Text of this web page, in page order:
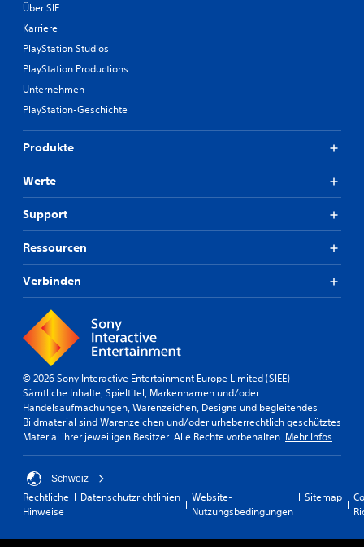
Über SIE
Karriere
PlayStation Studios
PlayStation Productions
Unternehmen
PlayStation-Geschichte
Produkte
Werte
Support
Ressourcen
Verbinden
© 2026 Sony Interactive Entertainment Europe Limited (SIEE)
Sämtliche Inhalte, Spieltitel, Markennamen und/oder
Handelsaufmachungen, Warenzeichen, Designs und begleitendes
Bildmaterial sind Warenzeichen und/oder urheberrechtlich geschütztes
Material ihrer jeweiligen Besitzer. Alle Rechte vorbehalten. Mehr Infos
Schweiz
Rechtliche
Hinweise
Datenschutzrichtlinien
Website-
Nutzungsbedingungen
Sitemap